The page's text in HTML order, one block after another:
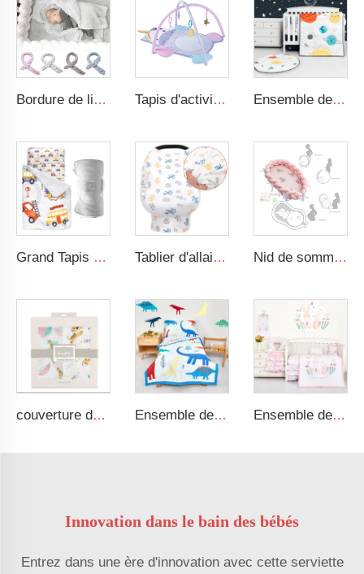
Bordure de lit tressée pour bébé, nouée, moelleuse, adaptée aux tout-petits, nid de sommeil pour bébé, bordure de lit tressée pour nouveau-né Tapis d'activité pour le temps de ventre avec jouets sensoriels suspendus, conception animale, gymnase de jeu pour bébé Ensemble de literie pour bébé garçon espace cartoon 3 pièces Ensemble de literie pour bébé et chambre de nursery
Grand Tapis de Sieste Roulé Confortable avec Motif de Circulation avec Oreiller Amovible et Couverture Tablier d'allaitement en coton jersey, intimité 360 degrés, super doux Nid de sommeil pour bébé, lit tressé doux adapté aux nouveau-nés, berceau portable, convient comme nid pour bébé
couverture de sécurité en coton 100 % douce et respirante, couverture en museline pour emmailloter bébé Ensemble de literie pour enfant avec motif dinosaure pour bébé garçon Ensemble de literie pour bébé de luxe à thème de lapin cartoon, ensemble de literie pour nouveau-né fille
Innovation dans le bain des bébés
Entrez dans une ère d'innovation avec cette serviette